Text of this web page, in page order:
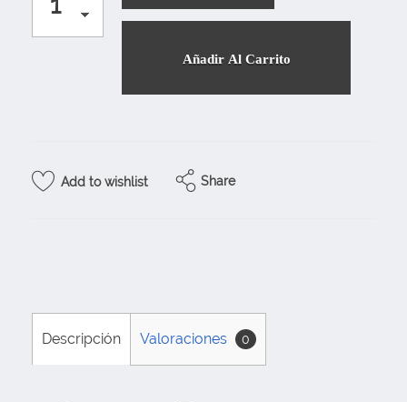
Añadir Al Carrito
Add to wishlist Share
Descripción Valoraciones 0